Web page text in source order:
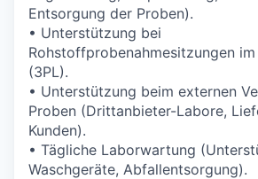
Entsorgung der Proben).
• Unterstützung bei
Rohstoffprobenahmesitzungen
(3PL).
• Unterstützung beim externen
Proben (Drittanbieter-Labore,
Kunden).
• Tägliche Laborwartung
Waschgeräte, Abfallentsorgung).